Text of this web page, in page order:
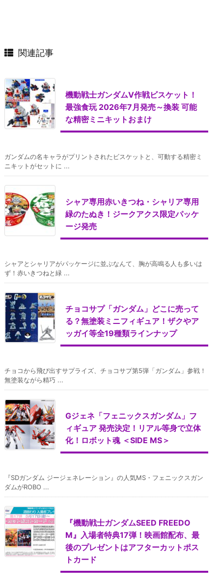
関連記事
機動戦士ガンダムV作戦ビスケット！
最強食玩 2026年7月発売～換装 可能
な精密ミニキットおまけ
ガンダムの名キャラがプリントされたビスケットと、可動する精密ミ
ニキットがセットに ...
シャア専用赤いきつね・シャリア専用
緑のたぬき！ジークアクス限定パッケ
ージ発売
シャアとシャリアがパッケージに並ぶなんて、胸が高鳴る人も多いは
ず！赤いきつねと緑 ...
チョコサプ「ガンダム」どこに売って
る？無塗装ミニフィギュア！ザクやア
ッガイ等全19種類ラインナップ
チョコから飛び出すサプライズ、チョコサプ第5弾「ガンダム」参戦！
無塗装ながら精巧 ...
Gジェネ「フェニックスガンダム」フ
ィギュア 発売決定！リアル等身で立体
化！ロボット魂 ＜SIDE MS＞
『SDガンダム ジージェネレーション』の人気MS・フェニックスガン
ダムがROBO ...
『機動戦士ガンダムSEED FREEDO
M』入場者特典17弾！映画館配布、最
後のプレゼントはアフターカットポス
トカード